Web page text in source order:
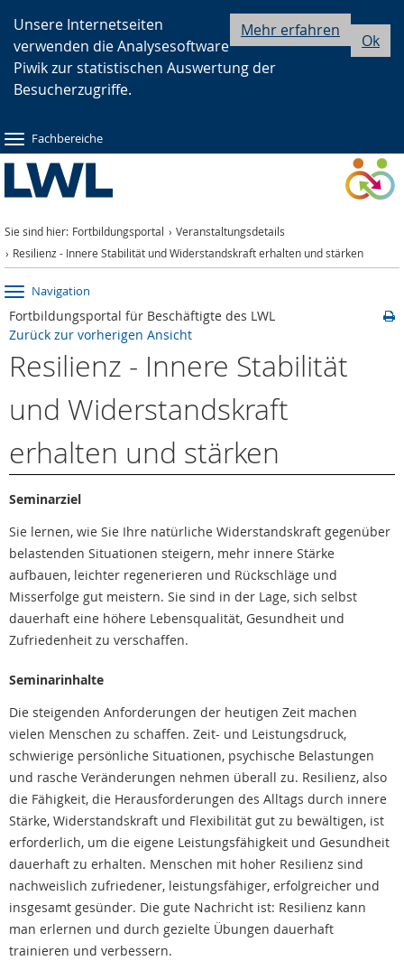
Hauptnavigation
Seitennavigation
Inhalt
Ok
Mehr erfahren
Unsere Internetseiten
verwenden die Analysesoftware
Piwik zur statistischen Auswertung der
Besucherzugriffe.
Fachbereiche
Sie sind hier: Fortbildungsportal
Veranstaltungsdetails
Resilienz - Innere Stabilität und Widerstandskraft erhalten und stärken
Navigation
Fortbildungsportal für Beschäftigte des LWL
Zurück zur vorherigen Ansicht
Resilienz - Innere Stabilität
und Widerstandskraft
erhalten und stärken
Seminarziel
Sie lernen, wie Sie Ihre natürliche Widerstandskraft gegenüber
belastenden Situationen steigern, mehr innere Stärke
aufbauen, leichter regenerieren und Rückschläge und
Misserfolge gut meistern. Sie sind in der Lage, sich selbst
dauerhaft eine höhere Lebensqualität, Gesundheit und
Zufriedenheit zu verschaffen.
Seminarinhalte
Die steigenden Anforderungen der heutigen Zeit machen
vielen Menschen zu schaffen. Zeit- und Leistungsdruck,
schwierige persönliche Situationen, psychische Belastungen
und rasche Veränderungen nehmen überall zu. Resilienz, also
die Fähigkeit, die Herausforderungen des Alltags durch innere
Stärke, Widerstandskraft und Flexibilität gut zu bewältigen, ist
erforderlich, um die eigene Leistungsfähigkeit und Gesundheit
dauerhaft zu erhalten. Menschen mit hoher Resilienz sind
nachweislich zufriedener, leistungsfähiger, erfolgreicher und
insgesamt gesünder. Die gute Nachricht ist: Resilienz kann
man erlernen und durch gezielte Übungen dauerhaft
trainieren und verbessern.